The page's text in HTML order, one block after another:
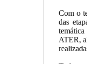
Com o
das
ATER,